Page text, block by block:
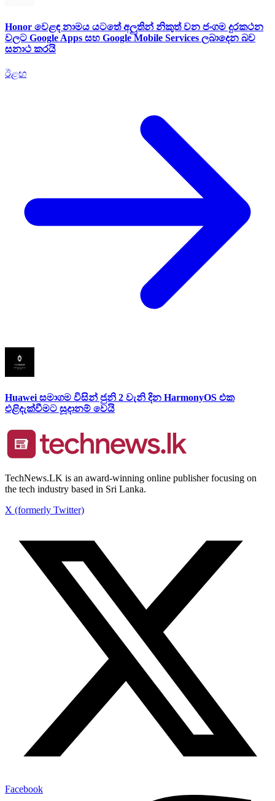
Honor වෙළඳ නාමය යටතේ අලුතින් නිකුත් වන ජංගම දුරකථන
වලට Google Apps සහ Google Mobile Services ලබාදෙන බව
සනාථ කරයි
ඊළඟ
Huawei සමාගම විසින් ජුනි 2 වැනි දින HarmonyOS එක
එළිදැක්වීමට සූදානම් වෙයි
TechNews.LK is an award-winning online publisher focusing on
the tech industry based in Sri Lanka.
X (formerly Twitter)
Facebook